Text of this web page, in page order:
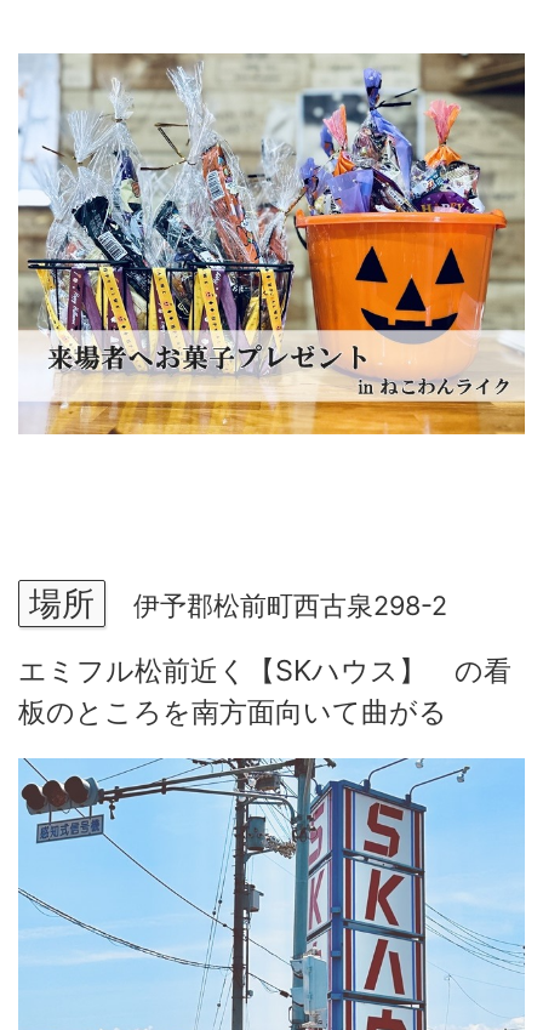
場所 伊予郡松前町西古泉298-2
エミフル松前近く【SKハウス】 の看
板のところを南方面向いて曲がる